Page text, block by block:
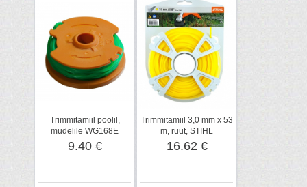
Trimmitamiil poolil,
mudelile WG168E
9.40 €
Trimmitamiil 3,0 mm x 53
m, ruut, STIHL
16.62 €